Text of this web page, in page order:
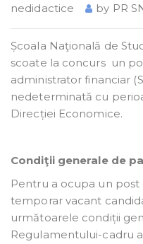
nedidactice
by PR
Școala Naţională de
scoate la concurs un
administrator financiar
nedeterminată cu
Direcției Economice.
Condiţii generale de
Pentru a ocupa un
temporar vacant
următoarele condiții
Regulamentului-cadru